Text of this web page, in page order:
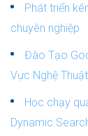
Phát triển
chuyên nghiệp
Đào Tạo
Vực Nghệ Thuật
Học chạy
Dynamic